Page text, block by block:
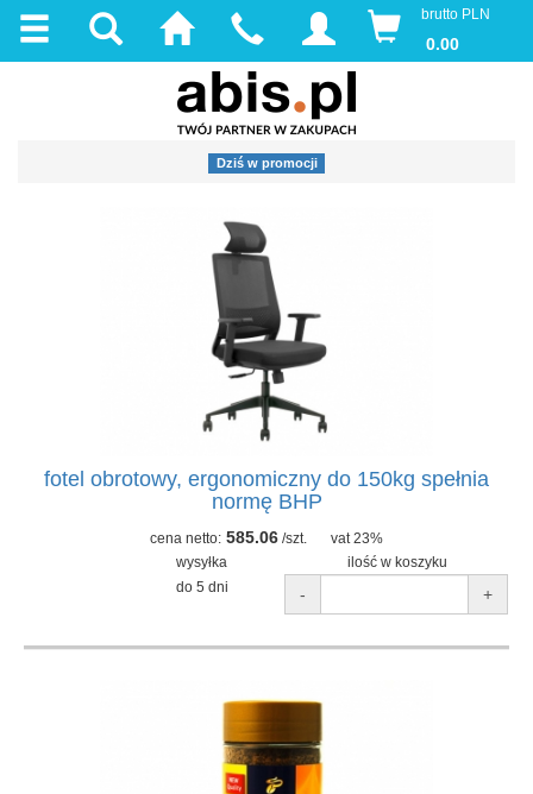
brutto PLN
0.00
Dziś w promocji
fotel obrotowy, ergonomiczny do 150kg spełnia
normę BHP
cena netto: 585.06 /szt.
vat 23%
wysyłka
ilość w koszyku
do 5 dni
- +